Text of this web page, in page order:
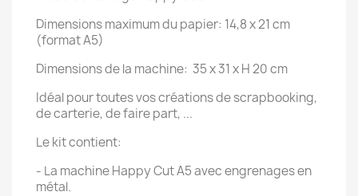
Dimensions maximum du papier: 14,8 x 21 cm
(format A5)
Dimensions de la machine: 35 x 31 x H 20 cm
Idéal pour toutes vos créations de scrapbooking,
de carterie, de faire part, ...
Le kit contient:
- La machine Happy Cut A5 avec engrenages en
métal.